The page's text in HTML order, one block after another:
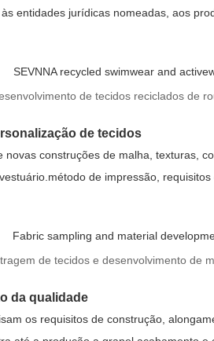
entidades jurídicas nomeadas, aos
de tecidos reciclados de
de tecidos
novas construções de malha, texturas,
de impressão,
de tecidos e desenvolvimento de
da qualidade
os requisitos de construção,